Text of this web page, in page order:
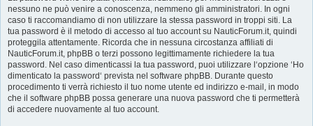
nessuno ne può venire a conoscenza, nemmeno gli amministratori. In ogni
caso ti raccomandiamo di non utilizzare la stessa password in troppi siti. La
tua password è il metodo di accesso al tuo account su NauticForum.it, quindi
proteggila attentamente. Ricorda che in nessuna circostanza affiliati di
NauticForum.it, phpBB o terzi possono legittimamente richiedere la tua
password. Nel caso dimenticassi la tua password, puoi utilizzare l‘opzione ‘Ho
dimenticato la password‘ prevista nel software phpBB. Durante questo
procedimento ti verrà richiesto il tuo nome utente ed indirizzo e-mail, in modo
che il software phpBB possa generare una nuova password che ti permetterà
di accedere nuovamente al tuo account.